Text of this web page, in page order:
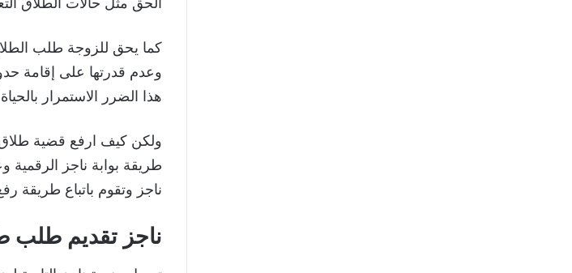
كما يحق للزوجة طلب
وعدم قدرتها على إقامة
هذا الضرر الاستمرار
ولكن كيف ارفع قضية
طريقة بوابة ناجز الرقمية
ناجز وتقوم باتباع
ناجز تقديم طلب